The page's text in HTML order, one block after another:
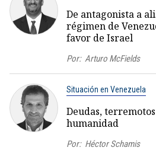
De antagonista a
régimen de
favor de Israel
Por: Arturo McFields
Situación en Venezuela
Deudas,
humanidad
Por: Héctor Schamis